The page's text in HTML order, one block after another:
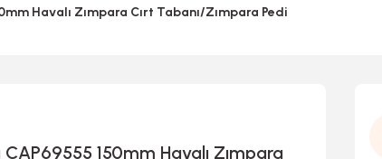
Havalı Zımpara Cırt Tabanı/Zımpara Pedi
150mm Havalı Zımpara